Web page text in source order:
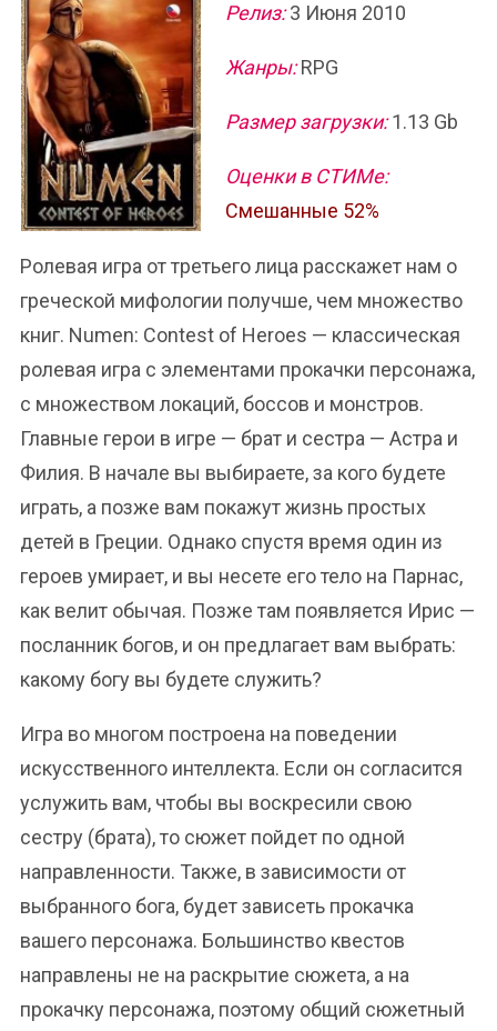
Релиз:3 Июня 2010
Жанры:RPG
Размер загрузки:1.13 Gb
Оценки в СТИМе:
Смешанные 52%
Ролевая игра от третьего лица расскажет нам о
греческой мифологии получше, чем множество
книг. Numen: Contest of Heroes — классическая
ролевая игра с элементами прокачки персонажа,
с множеством локаций, боссов и монстров.
Главные герои в игре — брат и сестра — Астра и
Филия. В начале вы выбираете, за кого будете
играть, а позже вам покажут жизнь простых
детей в Греции. Однако спустя время один из
героев умирает, и вы несете его тело на Парнас,
как велит обычая. Позже там появляется Ирис —
посланник богов, и он предлагает вам выбрать:
какому богу вы будете служить?
Игра во многом построена на поведении
искусственного интеллекта. Если он согласится
услужить вам, чтобы вы воскресили свою
сестру (брата), то сюжет пойдет по одной
направленности. Также, в зависимости от
выбранного бога, будет зависеть прокачка
вашего персонажа. Большинство квестов
направлены не на раскрытие сюжета, а на
прокачку персонажа, поэтому общий сюжетный